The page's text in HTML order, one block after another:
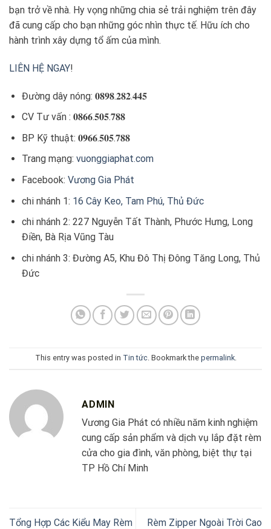
bạn trở về nhà. Hy vọng những chia sẻ trải nghiệm trên đây
đã cung cấp cho bạn những góc nhìn thực tế. Hữu ích cho
hành trình xây dựng tổ ấm của mình.
LIÊN HỆ NGAY!
Đường dây nóng: 𝟎𝟖𝟗𝟖.𝟐𝟖𝟐.𝟒𝟒𝟓
CV Tư vấn : 𝟎𝟖𝟔𝟔.𝟓𝟎𝟓.𝟕𝟖𝟖
BP Kỹ thuật: 𝟎𝟗𝟔𝟔.𝟓𝟎𝟓.𝟕𝟖𝟖
Trang mạng: vuonggiaphat.com
Facebook: Vương Gia Phát
chi nhánh 1: 16 Cây Keo, Tam Phú, Thủ Đức
chi nhánh 2: 227 Nguyễn Tất Thành, Phước Hưng, Long
Điền, Bà Rịa Vũng Tàu
chi nhánh 3: Đường A5, Khu Đô Thị Đông Tăng Long, Thủ
Đức
This entry was posted in Tin tức. Bookmark the permalink.
ADMIN
Vương Gia Phát có nhiều năm kinh nghiệm
cung cấp sản phẩm và dịch vụ lắp đặt rèm
cửa cho gia đình, văn phòng, biệt thự tại
TP Hồ Chí Minh
Tổng Hợp Các Kiểu May Rèm
Rèm Zipper Ngoài Trời Cao